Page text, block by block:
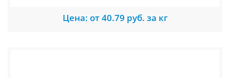
Цена: от 40.79 руб. за кг